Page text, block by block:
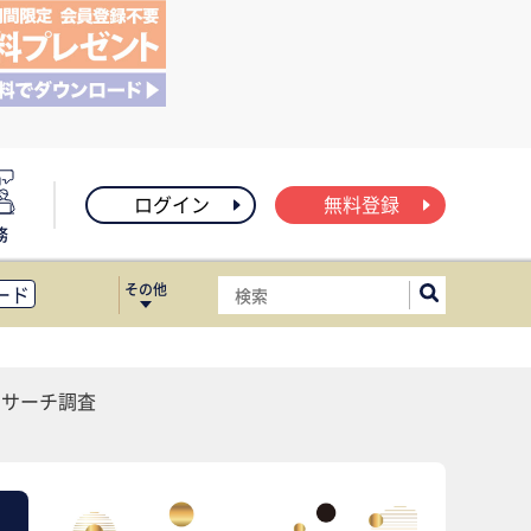
ログイン 無料登録
ド
ス移転
その他
ーチ調査